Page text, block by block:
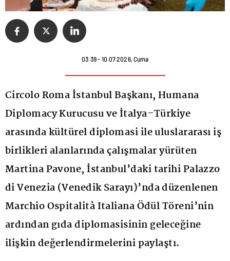
03:39 - 10.07.2026, Cuma
Circolo Roma İstanbul Başkanı, Humana
Diplomacy Kurucusu ve İtalya–Türkiye
arasında kültürel diplomasi ile uluslararası iş
birlikleri alanlarında çalışmalar yürüten
Martina Pavone, İstanbul’daki tarihi Palazzo
di Venezia (Venedik Sarayı)’nda düzenlenen
Marchio Ospitalità Italiana Ödül Töreni’nin
ardından gıda diplomasisinin geleceğine
ilişkin değerlendirmelerini paylaştı.